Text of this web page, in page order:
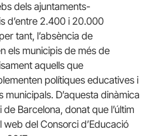
dels ajuntaments-
d’entre 2.400 i 20.000
tant, l’absència de
els municipis de més de
aquells que
polítiques educatives i
D’aquesta dinàmica
Barcelona, donat que l’últim
del Consorci d’Educació